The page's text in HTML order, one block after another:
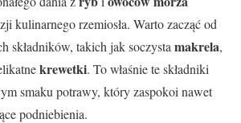
kulinarnego rzemiosła. Warto zacząć od
składników, takich jak soczysta makrela,
krewetki. To właśnie te składniki
smaku potrawy, który zaspokoi nawet
podniebienia.